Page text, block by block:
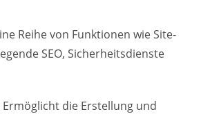
Reihe von Funktionen wie Site-
SEO, Sicherheitsdienste
Ermöglicht die Erstellung und